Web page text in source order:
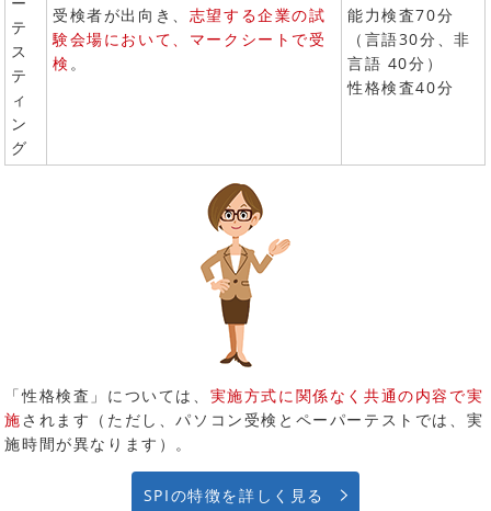
テ
ス
テ
ィ
ン
グ
受検者が出向き、 志望する企業の試
験会場において、マークシートで受
検 。
能力検査70分
（言語30分、非
言語 40分）
性格検査40分
「性格検査」については、 実施方式に関係なく共通の内容で実
施されます（ただし、パソコン受検とペーパーテストでは、実
施時間が異なります）。
SPIの特徴を詳しく見る